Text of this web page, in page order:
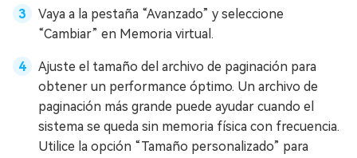
Vaya a la pestaña “Avanzado” y seleccione
“Cambiar” en Memoria virtual.
Ajuste el tamaño del archivo de paginación para
obtener un performance óptimo. Un archivo de
paginación más grande puede ayudar cuando el
sistema se queda sin memoria física con frecuencia.
Utilice la opción “Tamaño personalizado” para